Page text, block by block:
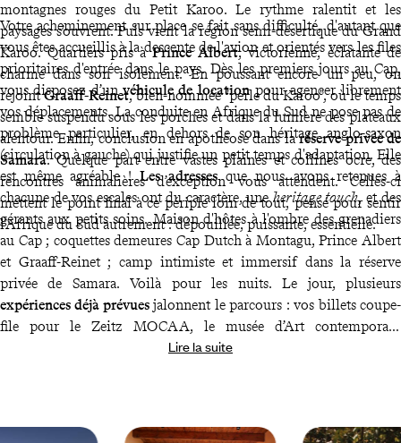
montagnes rouges du Petit Karoo. Le rythme ralentit et les
paysages s’ouvrent. Puis vient la région semi-désertique du Grand
Karoo. Quartiers pris àPrince Albert, victorienne, éclatante de
charme dans son isolement. En poussant encore un peu, on
rejointGraaff-Reinet, bien-nommée "perle du Karoo", où le temps
semble suspendu sous les porches et dans la lumière des plateaux
alentour. Enfin, conclusion en apothéose dans laréserve privée de
Samara. Quelque part entre vastes plaines et collines ocre, des
rencontres animalières d’exception vous attendent. Celles-ci
mettent le point final à ce périple loin de tout, pensé pour sentir
l’Afrique du Sud autrement : dépouillée, puissante, essentielle.
Votre acheminement sur place se fait sans difficulté, d'autant que
vous êtes accueillis à la descente de l'avion et orientés vers les files
prioritaires d'entrée dans le pays. Dès les premiers jours au Cap,
vous disposez d’unvéhicule de locationpour agencer librement
vos déplacements. La conduite en Afrique du Sud ne pose pas de
problème particulier, en dehors de son héritage anglo-saxon
(circulation à gauche) qui justifie un petit temps d'adaptation. Elle
est même agréable !Les adressesque nous avons retenues à
chacune de vos escales ont du caractère, uneheritage touch, et des
gérants aux petits soins. Maison d'hôtes à l'ombre des grenadiers
au Cap ; coquettes demeures Cap Dutch à Montagu, Prince Albert
et Graaff-Reinet ; camp intimiste et immersif dans la réserve
privée de Samara. Voilà pour les nuits. Le jour, plusieurs
expériences déjà prévues jalonnent le parcours : vos billets coupe-
file pour le Zeitz MOCAA, le musée d’Art contemporain
d’Afrique au Cap ; une balade guidée à vélo à Montagu ; et pas
aux indispensables jumelles, on découvre cet immense jeu de
Lire la suite